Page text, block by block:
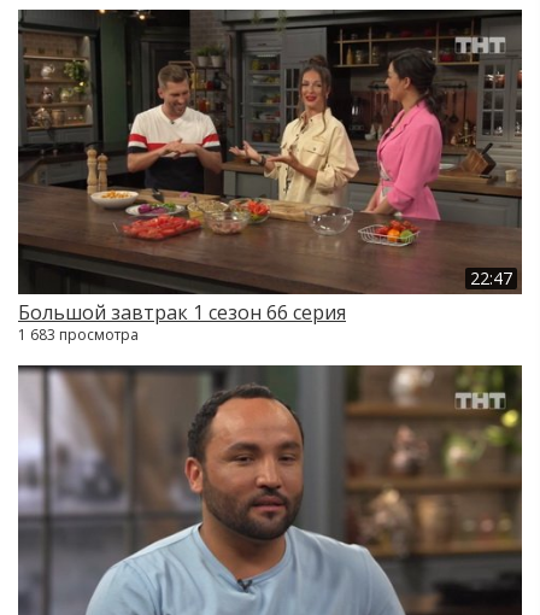
22:47
Большой завтрак 1 сезон 66 серия
1 683 просмотра